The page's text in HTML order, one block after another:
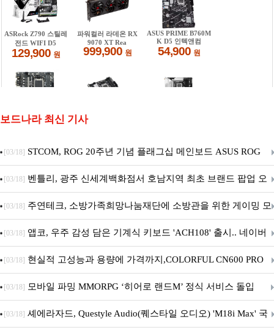
보드나라 최신 기사
[03/18] STCOM, ROG 20주년 기념 플래그십 메인보드 ASUS ROG
Crosshair X870E EDITION 20 국내 출시 예정
[03/18] 벤틀리, 광주 신세계백화점서 호남지역 최초 브랜드 팝업 오
픈
[03/18] 주연테크, 소방가족희망나눔재단에 소방관을 위한 게이밍 모
니터·스마트 펫 침대 기부
[03/18] 앱코, 우주 감성 담은 기계식 키보드 'ACH108' 출시.. 네이버
브랜드데이 기획전 진행
[03/18] 현실적 고성능과 용량에 가격까지,COLORFUL CN600 PRO
M.2 NVMe 디앤디컴 1TB
[03/18] 모바일 파밍 MMORPG ‘히어로 랜드M’ 정식 서비스 돌입
[03/18] 셰에라자드, Questyle Audio(퀘스타일 오디오) 'M18i Max' 국